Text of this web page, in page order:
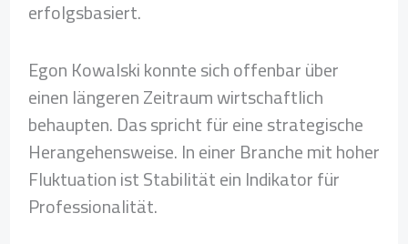
erfolgsbasiert.
Egon Kowalski konnte sich offenbar über
einen längeren Zeitraum wirtschaftlich
behaupten. Das spricht für eine strategische
Herangehensweise. In einer Branche mit hoher
Fluktuation ist Stabilität ein Indikator für
Professionalität.